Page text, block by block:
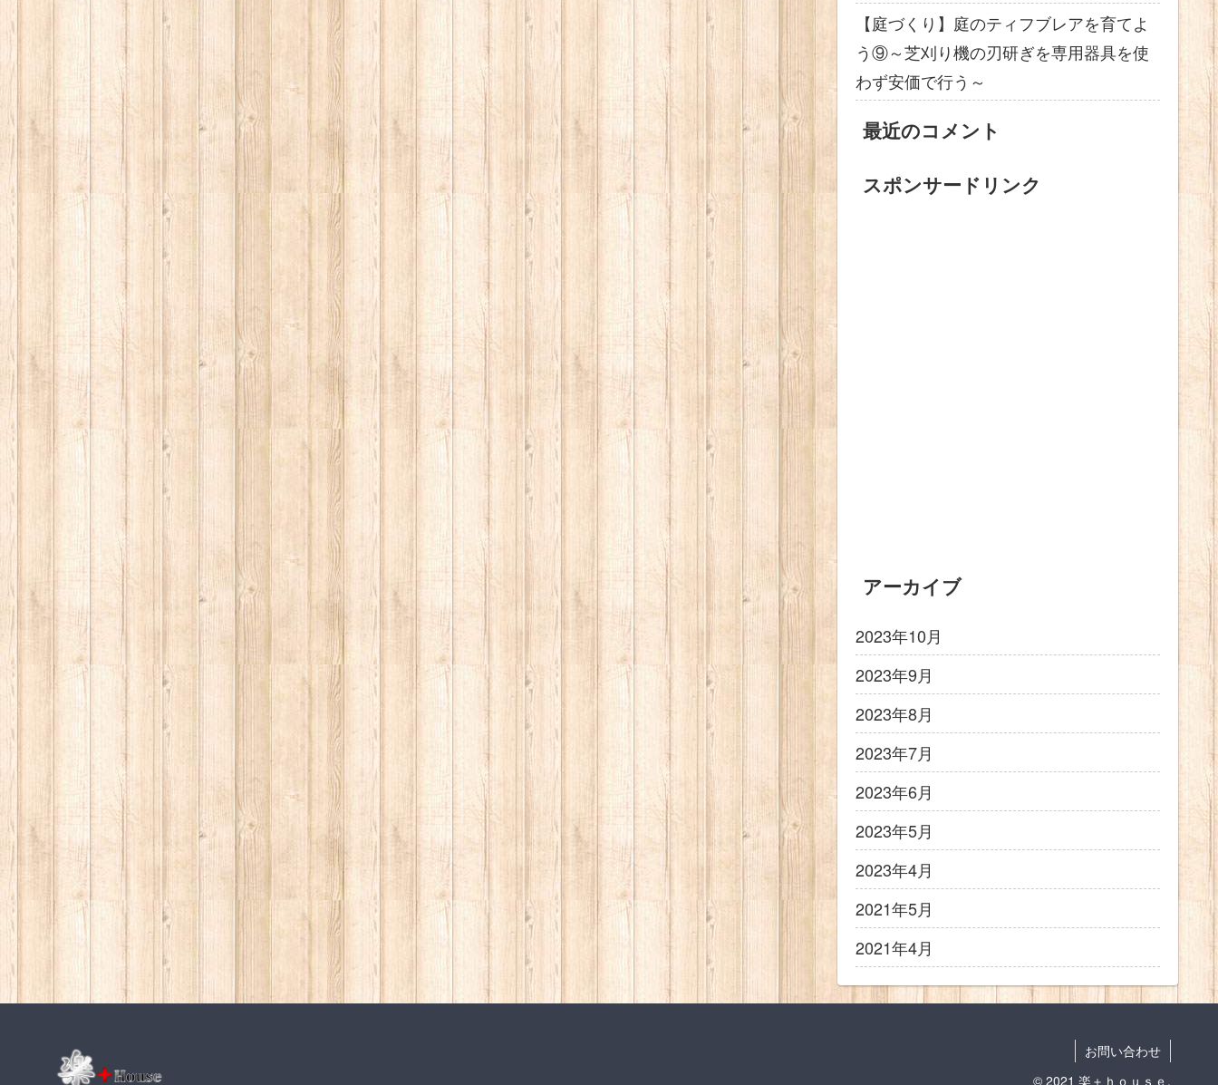
【庭づくり】庭のティフブレアを育てよ
う⑨～芝刈り機の刃研ぎを専用器具を使
わず安価で行う～
最近のコメント
スポンサードリンク
アーカイブ
2023年10月
2023年9月
2023年8月
2023年7月
2023年6月
2023年5月
2023年4月
2021年5月
2021年4月
お問い合わせ
© 2021 楽＋ｈｏｕｓｅ.